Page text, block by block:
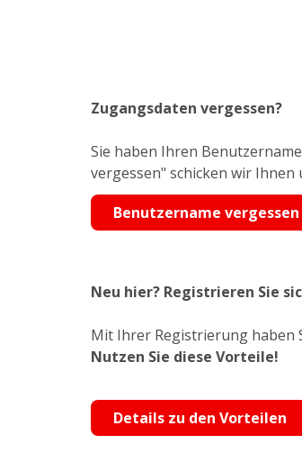
Zugangsdaten vergessen?
Sie haben Ihren
vergessen" schicken wir
Benutzername vergessen
Neu hier? Registrieren Sie
Mit Ihrer Registrierung haben
Nutzen Sie diese Vorteile!
Details zu den Vorteilen